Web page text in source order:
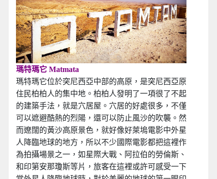
瑪特瑪它 Matmata
瑪特瑪它位於突尼西亞中部的高原，是突尼西亞原
住民柏柏人的集中地。柏柏人發明了一項很了不起
的建築手法，就是穴居屋。穴居的好處很多，不僅
可以遮避酷熱的烈陽，還可以防止風沙的吹襲。然
而遼闊的黃沙高原景色，就好像好萊塢電影中外星
人降臨地球的地方，所以不少國際電影都把這裡作
為拍攝場景之一，如星際大戰、阿拉伯的勞倫斯、
和印第安那瓊斯等片，旅客在這裡或許可感受一下